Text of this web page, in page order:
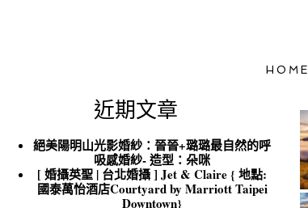
HOME
近期文章
絕美陽明山光影婚紗：晉晉+璐璐最自然的呼
吸感婚紗- 造型：朵咪
[ 婚攝英聖 | 台北婚攝 ] Jet & Claire { 地點:
國泰萬怡酒店Courtyard by Marriott Taipei
Downtown}